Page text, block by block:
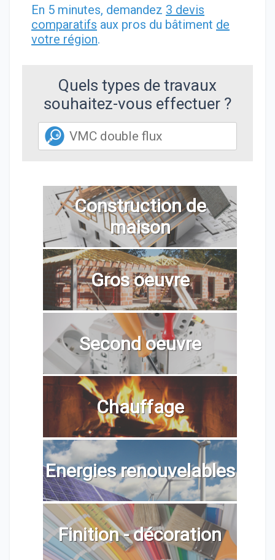
En 5 minutes, demandez 3 devis
comparatifs aux pros du bâtiment de
votre région.
Quels types de travaux
souhaitez-vous effectuer ?
Construction de
maison
Gros oeuvre
Second oeuvre
Chauffage
Energies renouvelables
Finition - décoration